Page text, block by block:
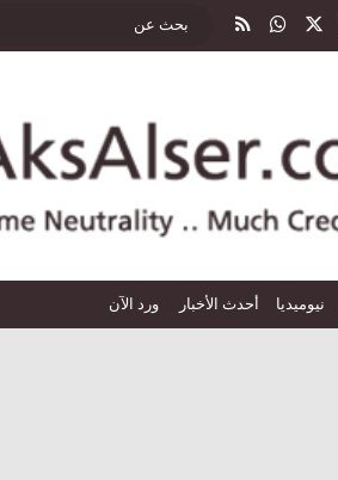
واتسابملخص الموقع RSS
نيوميديا أحدث الأخبار ورد الآن